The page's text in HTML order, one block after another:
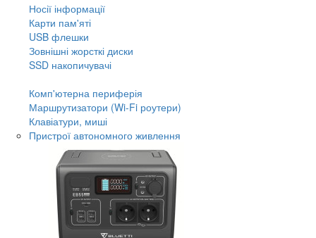
Носії інформації
Карти пам'яті
USB флешки
Зовнішні жорсткі диски
SSD накопичувачі
Комп'ютерна периферія
Маршрутизатори (Wi-Fi роутери)
Клавіатури, миші
Пристрої автономного живлення